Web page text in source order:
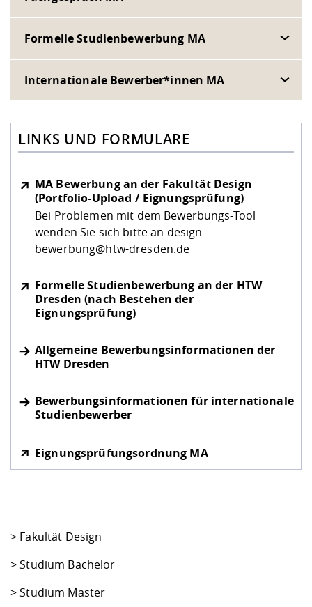
Formelle Studienbewerbung MA
Internationale Bewerber*innen MA
LINKS UND FORMULARE
MA Bewerbung an der Fakultät Design
(Portfolio-Upload / Eignungsprüfung)
Bei Problemen mit dem Bewerbungs-Tool
wenden Sie sich bitte an design-
bewerbung@htw-dresden.de
Formelle Studienbewerbung an der HTW
Dresden (nach Bestehen der
Eignungsprüfung)
Allgemeine Bewerbungsinformationen der
HTW Dresden
Bewerbungsinformationen für internationale
Studienbewerber
Eignungsprüfungsordnung MA
> Fakultät Design
>Studium Bachelor
>Studium Master